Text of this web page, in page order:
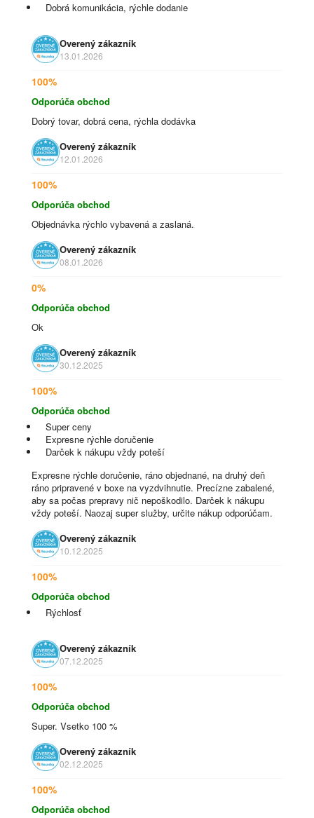
Dobrá komunikácia, rýchle dodanie
Overený zákazník
13.01.2026
100%
Odporúča obchod
Dobrý tovar, dobrá cena, rýchla dodávka
Overený zákazník
12.01.2026
100%
Odporúča obchod
Objednávka rýchlo vybavená a zaslaná.
Overený zákazník
08.01.2026
0%
Odporúča obchod
Ok
Overený zákazník
30.12.2025
100%
Odporúča obchod
Super ceny
Expresne rýchle doručenie
Darček k nákupu vždy poteší
Expresne rýchle doručenie, ráno objednané, na druhý deň
ráno pripravené v boxe na vyzdvihnutie. Precízne zabalené,
aby sa počas prepravy nič nepoškodilo. Darček k nákupu
vždy poteší. Naozaj super služby, určite nákup odporúčam.
Overený zákazník
10.12.2025
100%
Odporúča obchod
Rýchlosť
Overený zákazník
07.12.2025
100%
Odporúča obchod
Super. Vsetko 100 %
Overený zákazník
02.12.2025
100%
Odporúča obchod